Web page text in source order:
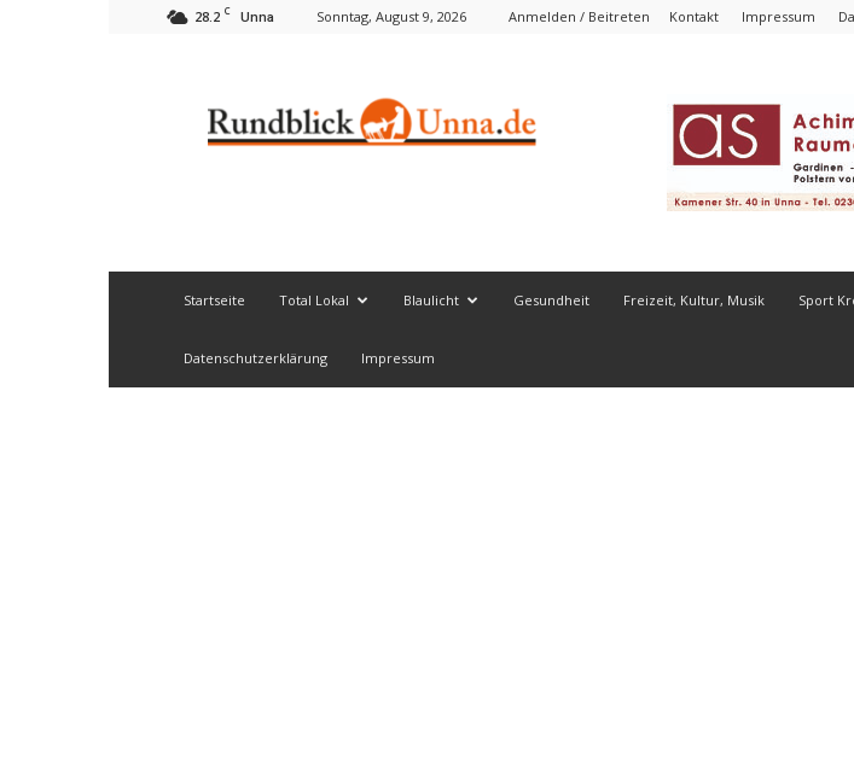
28.2 C Unna Sonntag, August 9, 2026 Anmelden / Beitreten Kontakt Impressum
Startseite Total Lokal Blaulicht Gesundheit Freizeit, Kultur, Musik Sport
Datenschutzerklärung Impressum